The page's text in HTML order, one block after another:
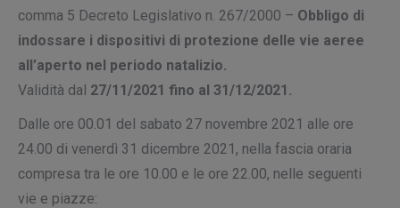
comma 5 Decreto Legislativo n. 267/2000 – Obbligo di
indossare i dispositivi di protezione delle vie aeree
all’aperto nel periodo natalizio.
Validità dal 27/11/2021 fino al 31/12/2021.
Dalle ore 00.01 del sabato 27 novembre 2021 alle ore
24.00 di venerdì 31 dicembre 2021, nella fascia oraria
compresa tra le ore 10.00 e le ore 22.00, nelle seguenti
vie e piazze: